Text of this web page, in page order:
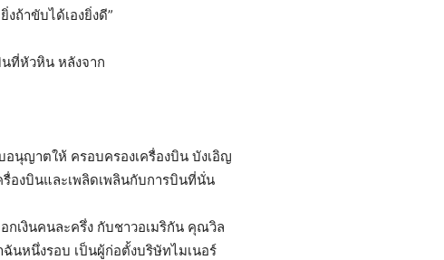
ถ้าขับได้เองยิ่งดี”
นที่หัวหิน หลังจาก
ญาตให้ ครอบครองเครื่องบิน บังเอิญ
องบินและเพลิดเพลินกับการบินที่นั่น
กเงินคนละครึ่ง กับชาวอเมริกัน คุณวิล
นหนึ่งรอบ เป็นผู้ก่อตั้งบริษัทไมเนอร์